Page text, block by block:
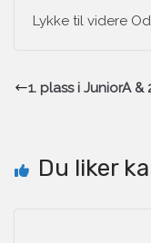
Lykke til videre
1. plass i JuniorA
Du liker